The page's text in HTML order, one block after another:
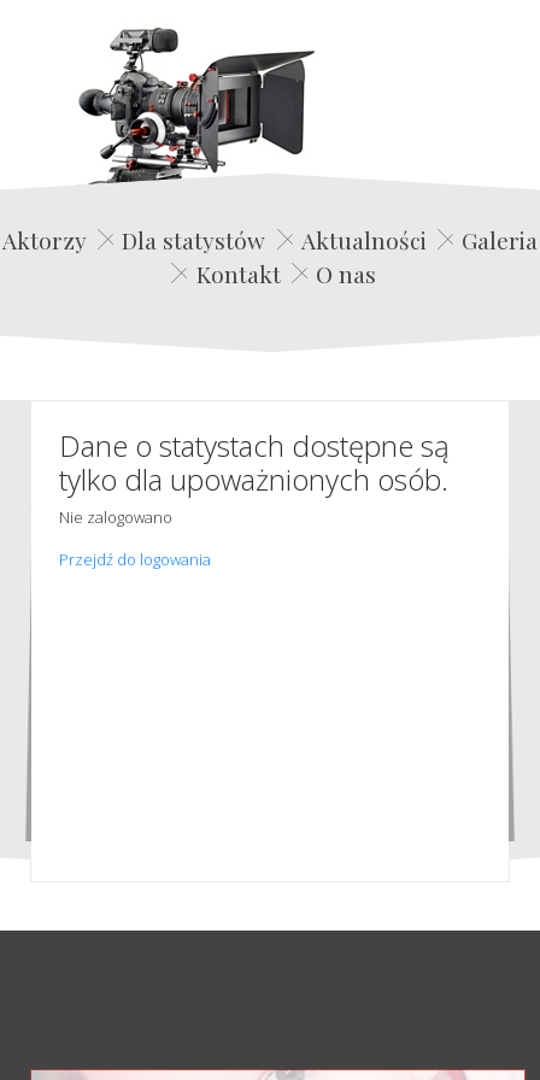
Edwin Film Agencja Aktorska
Aktorzy Dla statystów Aktualności
Galeria
Kontakt
O nas
Dane o statystach dostępne są
tylko dla upoważnionych osób.
Nie zalogowano
Przejdź do logowania